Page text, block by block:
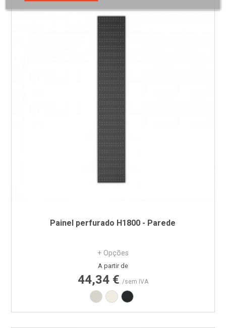
Painel perfurado H1800 - Parede
+ Opções
Preço
A partir de
44,34 € /sem IVA
Branco RAL9002
Branco RAL9010
Preto RAL9005